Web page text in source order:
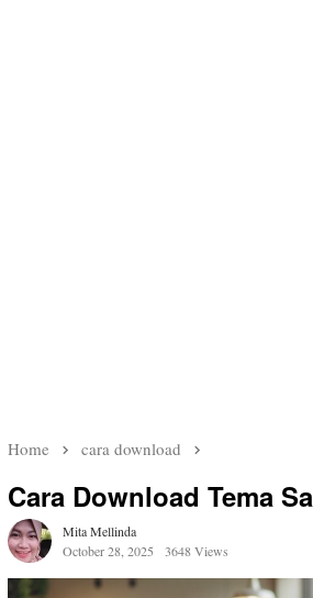
Home cara download
Cara Download Tema
Mita Mellinda
October 28, 2025
3648 Views